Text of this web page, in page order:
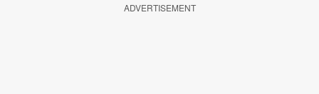
ADVERTISEMENT